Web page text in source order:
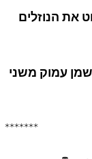
את הנוזלים
עמוק משני
*******